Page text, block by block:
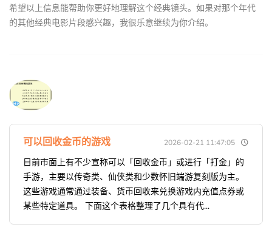
希望以上信息能帮助你更好地理解这个经典镜头。如果对那个年代
的其他经典电影片段感兴趣，我很乐意继续为你介绍。
可以回收金币的游戏 2026-02-21 11:47:05
目前市面上有不少宣称可以「回收金币」或进行「打金」的
手游，主要以传奇类、仙侠类和少数怀旧端游复刻版为主。
这些游戏通常通过装备、货币回收来兑换游戏内充值点券或
某些特定道具。 下面这个表格整理了几个具有代...